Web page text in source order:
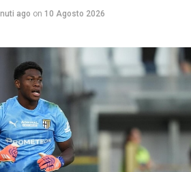
ago on 10 Agosto 2026